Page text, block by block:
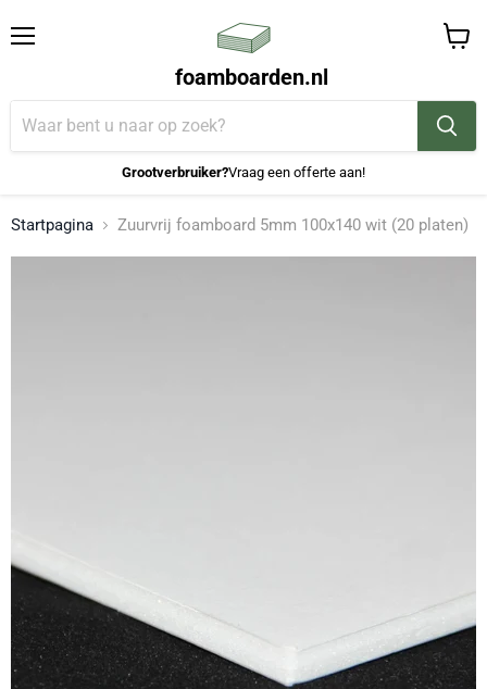
foamboarden.nl
Grootverbruiker?Vraag een offerte aan!
Startpagina Zuurvrij foamboard 5mm 100x140 wit (20 platen)